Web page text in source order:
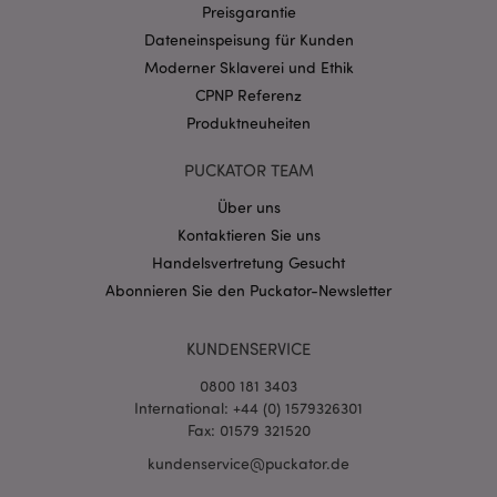
Preisgarantie
Dateneinspeisung für Kunden
Moderner Sklaverei und Ethik
CPNP Referenz
Produktneuheiten
PUCKATOR TEAM
Über uns
Kontaktieren Sie uns
Handelsvertretung Gesucht
Abonnieren Sie den Puckator-Newsletter
KUNDENSERVICE
0800 181 3403
International: +44 (0) 1579326301
Fax: 01579 321520
kundenservice@puckator.de
.puckator.de
mage-cache-storage-section-
Datenschutzbestimmungen von Google